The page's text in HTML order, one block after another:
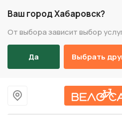
Ваш город Хабаровск?
От выбора зависит выбор
Да Выбрать
На